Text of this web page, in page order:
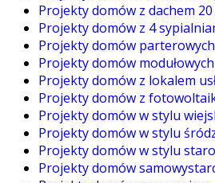
Projekty domów z dachem
Projekty domów z 4
Projekty domów
Projekty domów modułowych
Projekty domów z lokalem
Projekty domów z
Projekty domów w stylu
Projekty domów w stylu
Projekty domów w stylu
Projekty domów